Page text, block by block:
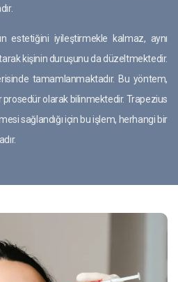
estetiğini iyileştirmekle kalmaz, aynı
kişinin duruşunu da düzeltmektedir.
tamamlanmaktadır. Bu yöntem,
prosedür olarak bilinmektedir. Trapezius
sağlandığı için bu işlem, herhangi bir